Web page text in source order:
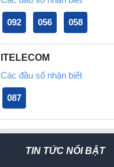
092 056 058
ITELECOM
Các đầu số nhận biết
087
TIN TỨC NỔI BẬT